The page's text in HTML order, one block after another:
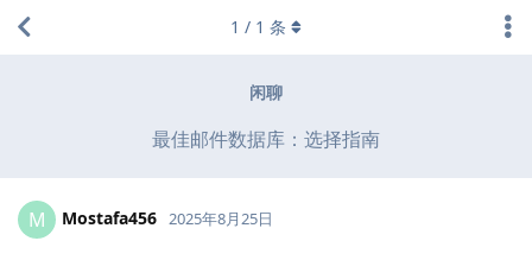
闲聊
最佳邮件数据库：选择指南
1 / 1 条
M Mostafa456 2025年8月25日